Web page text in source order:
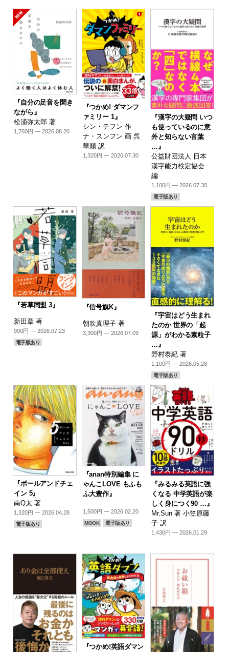
『自分の足音を聞き
ながら』
松浦弥太郎 著
1,760円 — 2026.08.20
『つかめ! ダマンフ
ァミリー 1』
シン・テフン 作
ナ・スンフン 画 呉
華順 訳
1,320円 — 2026.07.30
『漢字の大疑問 いつ
も使っているのに意
外と知らない言葉
…』
公益財団法人 日本
漢字能力検定協会
編
1,100円 — 2026.07.30
電子版あり
『若草同盟 3』
新田章 著
990円 — 2026.07.23
電子版あり
『信号旗K』
朝吹真理子 著
3,300円 — 2026.07.09
『宇宙はどう生まれ
たのか 世界の「起
源」がわかる素粒子
…』
野村泰紀 著
1,100円 — 2026.05.28
電子版あり
『ボールアンドチェ
イン 5』
南Q太 著
1,320円 — 2026.04.28
電子版あり
『anan特別編集 に
ゃんこLOVE もふも
ふ大豊作』
1,500円 — 2026.02.20
MOOK 電子版あり
『みるみる英語に強
くなる 中学英語が楽
しく身につく90 …』
Mr.Sun 著 小笠原藤
子 訳
1,430円 — 2026.01.29
『つかめ!英語ダマン